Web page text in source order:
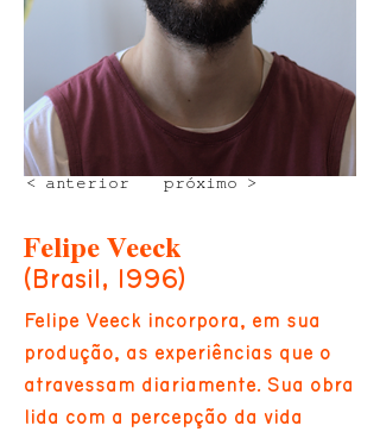
próximo >
< anterior
Felipe Veeck
(Brasil, 1996)
Felipe Veeck incorpora, em sua
produção, as experiências que o
atravessam diariamente. Sua obra
lida com a percepção da vida